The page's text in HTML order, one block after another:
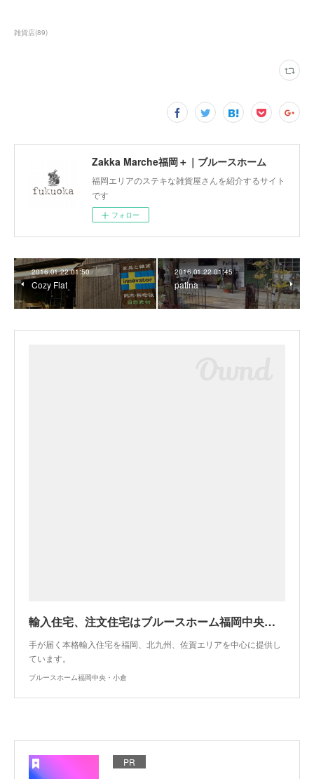
雑貨店(89)
Zakka Marche福岡＋｜ブルースホーム
福岡エリアのステキな雑貨屋さんを紹介するサイト
です
フォロー
2016.01.22 01:50
Cozy Flat
2016.01.22 01:45
patina
輸入住宅、注文住宅はブルースホーム福岡中央・小倉
手が届く本格輸入住宅を福岡、北九州、佐賀エリアを中心に提供し
ています。
ブルースホーム福岡中央・小倉
PR